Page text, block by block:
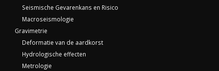
Seismische Gevarenkans en Risico
Macroseismologie
Gravimetrie
Deformatie van de aardkorst
Hydrologische effecten
Metrologie